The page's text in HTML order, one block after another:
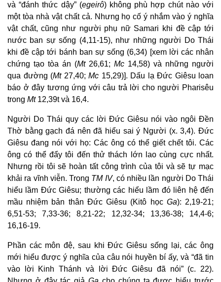
và “đánh thức dậy” (egeirô) không phù hợp chút nào với
một tòa nhà vật chất cả. Nhưng họ cố ý nhắm vào ý nghĩa
vật chất, cũng như người phụ nữ Samari khi đề cập tới
nước ban sự sống (4,11-15), như những người Do Thái
khi đề cập tới bánh ban sự sống (6,34) [xem lời các nhân
chứng tạo tòa án (Mt26,61; Mc 14,58) và những người
qua đường (Mt27,40; Mc 15,29)]. Dấu lạ Đức Giêsu loan
báo ở đây tương ứng với câu trả lời cho người Pharisêu
trong Mt12,39t và 16,4.
Người Do Thái quy các lời Đức Giêsu nói vào ngôi Đền
Thờ bằng gạch đá nên đã hiểu sai ý Người (x. 3,4). Đức
Giêsu đang nói với họ: Các ông có thể giết chết tôi. Các
ông có thể đẩy tôi đến thử thách lớn lao cùng cực nhất.
Nhưng rồi tôi sẽ hoàn tất công trình của tôi và sẽ tự mạc
khải ra vĩnh viễn. Trong TM IV, có nhiều lần người Do Thái
hiểu lầm Đức Giêsu; thường các hiểu lầm đó liên hệ đến
mầu nhiệm bản thân Đức Giêsu (Kitô học Ga): 2,19-21;
6,51-53; 7,33-36; 8,21-22; 12,32-34; 13,36-38; 14,4-6;
16,16-19.
Phần các môn đệ, sau khi Đức Giêsu sống lại, các ông
mới hiểu được ý nghĩa của câu nói huyền bí ấy, và “đã tin
vào lời Kinh Thánh và lời Đức Giêsu đã nói” (c. 22).